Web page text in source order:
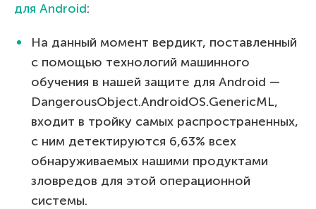
для Android:
На данный момент вердикт, поставленный
с помощью технологий машинного
обучения в нашей защите для Android —
DangerousObject.AndroidOS.GenericML,
входит в тройку самых распространенных,
с ним детектируются 6,63% всех
обнаруживаемых нашими продуктами
зловредов для этой операционной
системы.